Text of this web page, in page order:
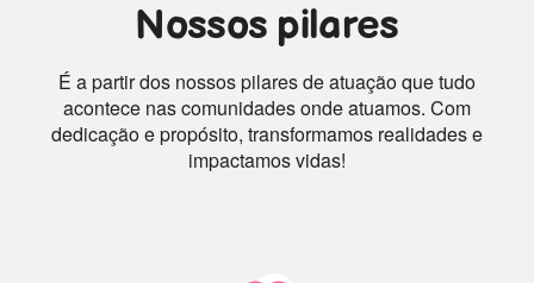
Nossos pilares
É a partir dos nossos pilares de atuação que tudo
acontece nas comunidades onde atuamos. Com
dedicação e propósito, transformamos realidades e
impactamos vidas!